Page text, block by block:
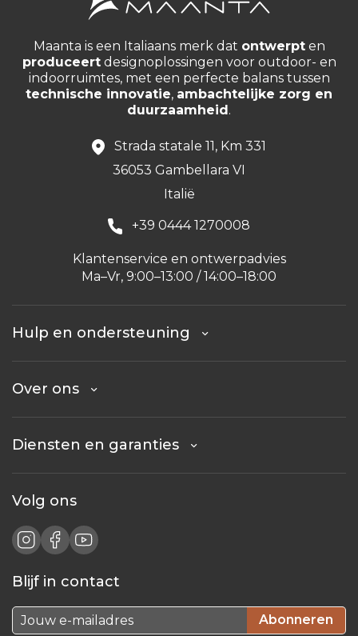
Maanta is een Italiaans merk dat ontwerpten
produceertdesignoplossingen voor outdoor- en
indoorruimtes, met een perfecte balans tussen
technische innovatie, ambachtelijke zorg en
duurzaamheid.
Strada statale 11, Km 331
36053 Gambellara VI
Italië
+39 0444 1270008
Klantenservice en ontwerpadvies
Ma–Vr, 9:00–13:00 / 14:00–18:00
Hulp en ondersteuning
Over ons
Diensten en garanties
Volg ons
Blijf in contact
Abonneren